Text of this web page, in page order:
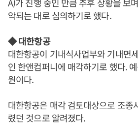
악되는 대로 심의하기로 했다.
◆ 대한항공
대한항공이 기내식사업부와 기내면
인 한앤컴퍼니에 매각하기로 했다.
원이다.
대한항공은 매각 검토대상으로 조종
렸던 것으로 알려졌다.